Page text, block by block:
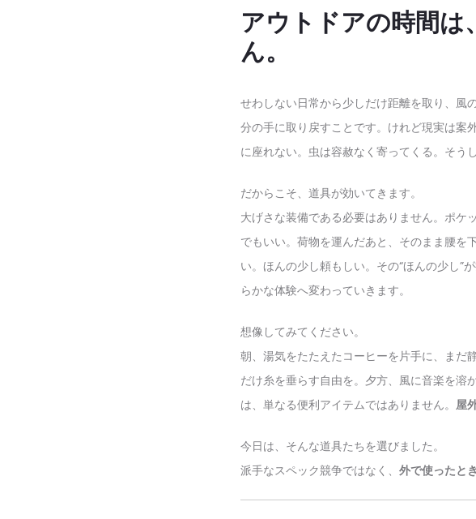
アウトドアの時間
ん。
せわしない日常から少しだけ距離を取り、風
分の手に取り戻すことです。けれど現実は案
に座れない。虫は容赦なく寄ってくる。そう
だからこそ、道具が効いてきます。
大げさな装備である必要はありません。ポケ
でもいい。荷物を運んだあと、そのまま腰を
い。ほんの少し頼もしい。その“ほんの少し”
らかな体験へ変わっていきます。
想像してみてください。
朝、湯気をたたえたコーヒーを片手に、まだ
だけ糸を垂らす自由を。夕方、風に音楽を溶
は、単なる便利アイテムではありません。 屋
今日は、そんな道具たちを選びました。
派手なスペック競争ではなく、 外で使ったと